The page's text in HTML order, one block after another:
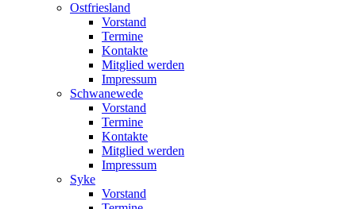
Ostfriesland
Vorstand
Termine
Kontakte
Mitglied werden
Impressum
Schwanewede
Vorstand
Termine
Kontakte
Mitglied werden
Impressum
Syke
Vorstand